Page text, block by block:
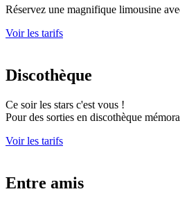
Réservez une magnifique limousine
Voir les tarifs
Discothèque
Ce soir les stars c'est vous !
Pour des sorties en discothèque
Voir les tarifs
Entre amis